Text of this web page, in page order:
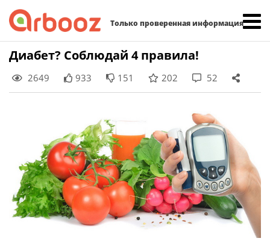
Только проверенная информация
Skip
to
content
Диабет? Соблюдай 4 правила!
2649 933 151 202 52
Найти: